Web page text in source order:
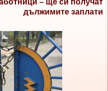
– ще си получат
дължимите заплати